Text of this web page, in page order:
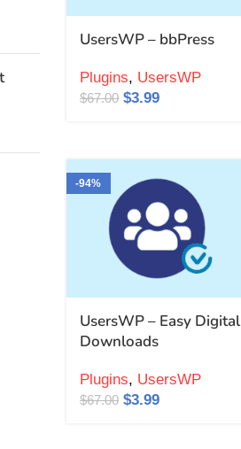
UsersWP – bbPress
Plugins, UsersWP
$67.00 $3.99
-94%
UsersWP – Easy Digital
Downloads
Plugins, UsersWP
$67.00 $3.99